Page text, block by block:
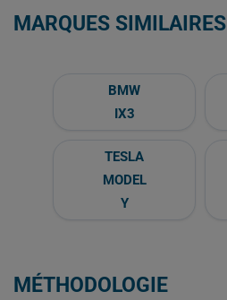
MARQUES SIMILAIRES
BMW
IX3
TESLA
MODEL
Y
MÉTHODOLOGIE